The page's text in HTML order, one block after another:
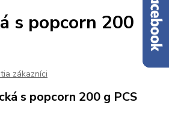
s popcorn 200
zákazníci
s popcorn 200 g PCS